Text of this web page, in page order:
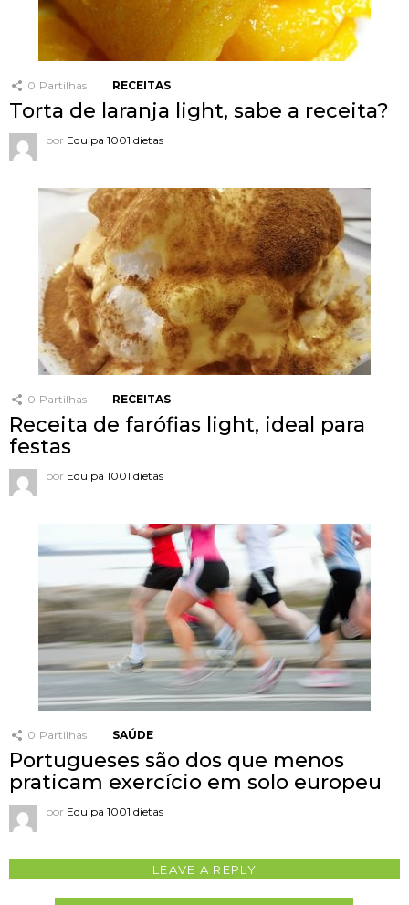
0 Partilhas RECEITAS
Torta de laranja light, sabe a receita?
por Equipa 1001 dietas
0 Partilhas RECEITAS
Receita de farófias light, ideal para
festas
por Equipa 1001 dietas
0 Partilhas SAÚDE
Portugueses são dos que menos
praticam exercício em solo europeu
por Equipa 1001 dietas
LEAVE A REPLY